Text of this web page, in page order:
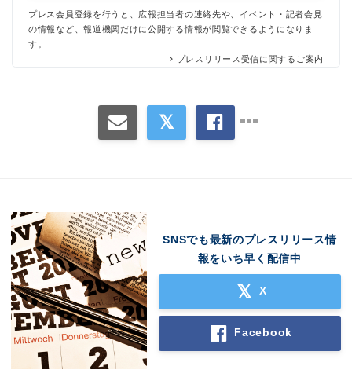
プレス会員登録を行うと、広報担当者の連絡先や、イベント・記者会見
の情報など、報道機関だけに公開する情報が閲覧できるようになりま
す。
プレスリリース受信に関するご案内
SNSでも最新のプレスリリース情
報をいち早く配信中
X
Facebook